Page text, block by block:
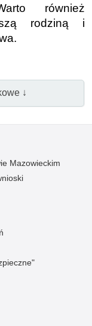
również
rodziną i
↓
Mazowieckim